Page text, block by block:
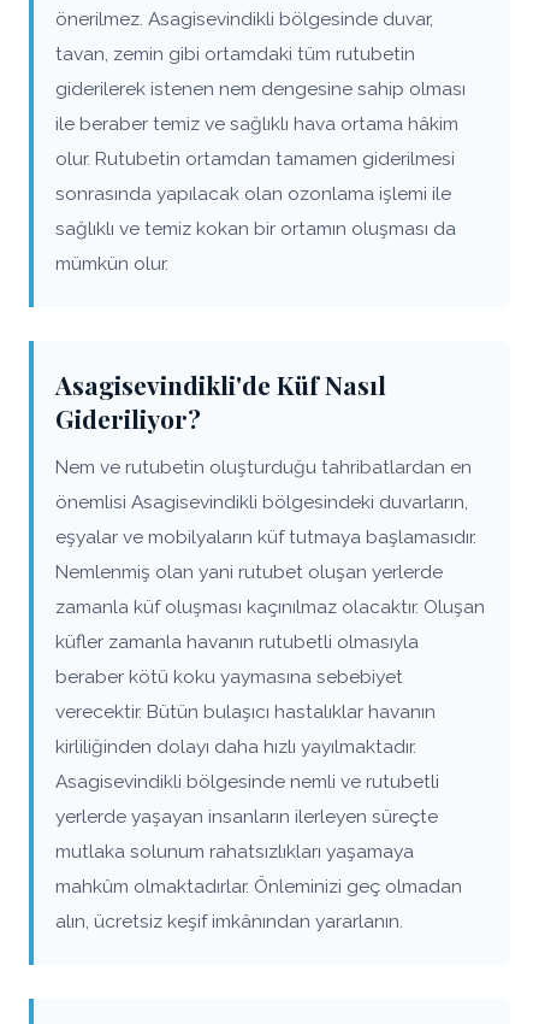
önerilmez. Asagisevindikli bölgesinde duvar,
tavan, zemin gibi ortamdaki tüm rutubetin
giderilerek istenen nem dengesine sahip olması
ile beraber temiz ve sağlıklı hava ortama hâkim
olur. Rutubetin ortamdan tamamen giderilmesi
sonrasında yapılacak olan ozonlama işlemi ile
sağlıklı ve temiz kokan bir ortamın oluşması da
mümkün olur.
Asagisevindikli'de Küf Nasıl
Gideriliyor?
Nem ve rutubetin oluşturduğu tahribatlardan en
önemlisi Asagisevindikli bölgesindeki duvarların,
eşyalar ve mobilyaların küf tutmaya başlamasıdır.
Nemlenmiş olan yani rutubet oluşan yerlerde
zamanla küf oluşması kaçınılmaz olacaktır. Oluşan
küfler zamanla havanın rutubetli olmasıyla
beraber kötü koku yaymasına sebebiyet
verecektir. Bütün bulaşıcı hastalıklar havanın
kirliliğinden dolayı daha hızlı yayılmaktadır.
Asagisevindikli bölgesinde nemli ve rutubetli
yerlerde yaşayan insanların ilerleyen süreçte
mutlaka solunum rahatsızlıkları yaşamaya
mahkûm olmaktadırlar. Önleminizi geç olmadan
alın, ücretsiz keşif imkânından yararlanın.